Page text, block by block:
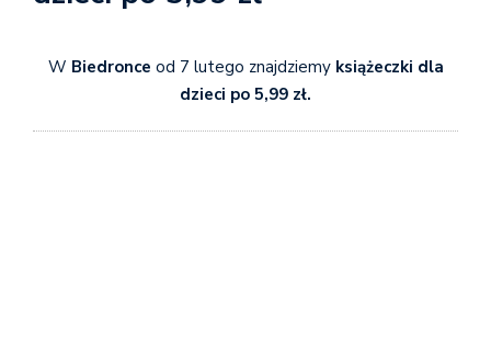
W Biedronce od 7 lutego znajdziemy książeczki dla
dzieci po 5,99 zł.